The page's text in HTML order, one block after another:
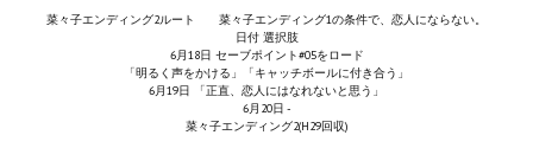
Kingdoms of Amalur: Reckoning
菜々子エンディング2ルート 菜々子エンディング1の条件で、恋人にならない。
日付 選択肢
6月18日 セーブポイント#05をロード
「明るく声をかける」「キャッチボールに付き合う」
6月19日 「正直、恋人にはなれないと思う」
6月20日 -
菜々子エンディング2(H29回収)